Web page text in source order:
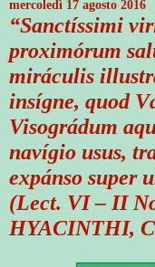
mercoledì 17 agosto 2016
“Sanctíssimi
proximórum
miráculis
insígne, quod
Visográdum
navígio usus,
expánso super
(Lect. VI – II
HYACINTHI,